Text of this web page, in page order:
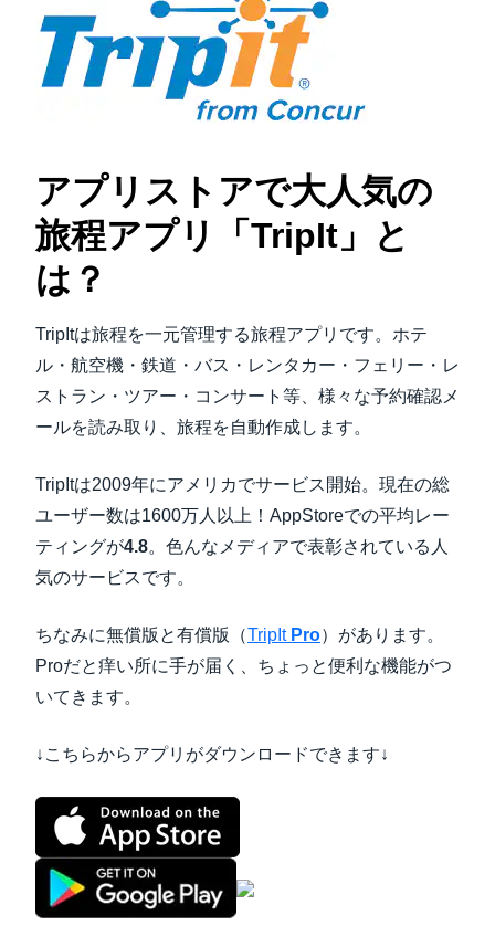
アプリストアで大人気の
旅程アプリ「TripIt」と
は？
TripItは旅程を一元管理する旅程アプリです。ホテ
ル・航空機・鉄道・バス・レンタカー・フェリー・レ
ストラン・ツアー・コンサート等、様々な予約確認メ
ールを読み取り、旅程を自動作成します。
TripItは2009年にアメリカでサービス開始。現在の総
ユーザー数は1600万人以上！AppStoreでの平均レー
ティングが4.8。色んなメディアで表彰されている人
気のサービスです。
ちなみに無償版と有償版（TripIt Pro）があります。
Proだと痒い所に手が届く、ちょっと便利な機能がつ
いてきます。
↓こちらからアプリがダウンロードできます↓